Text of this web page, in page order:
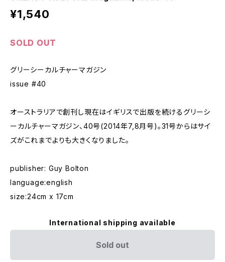
¥1,540
SOLD OUT
グリーシーカルチャーマガジン
issue #40
オーストラリアで創刊し現在はイギリスで出版を続けるグリーシ
ーカルチャーマガジン、40号(2014年7,8月号)。31号からはサイ
ズがこれまでよりも大きくなりました。
publisher: Guy Bolton
language:english
size:24cm x 17cm
International shipping available
Sold out